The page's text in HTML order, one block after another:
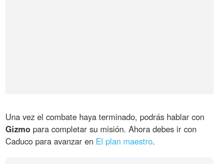
Una vez el combate haya terminado, podrás hablar con
Gizmo para completar su misión. Ahora debes ir con
Caduco para avanzar en El plan maestro.